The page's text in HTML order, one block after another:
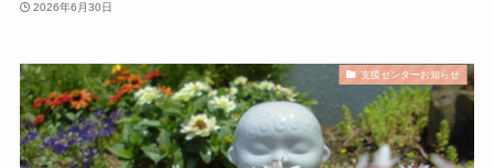
2026年6月30日
支援センターお知らせ